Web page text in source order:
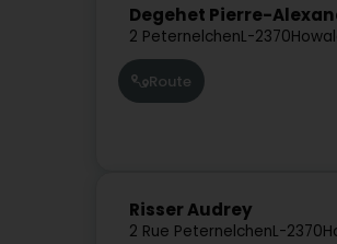
Degehet Pierre-
2 PeternelchenL-2370
Route
Risser Audrey
2 Rue PeternelchenL-2370